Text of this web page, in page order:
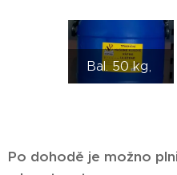
Bal. 50 kg,
Po dohodě je možno